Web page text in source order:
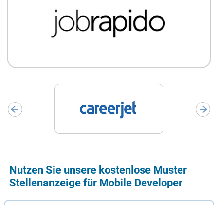
Nutzen Sie unsere kostenlose Muster
Stellenanzeige für Mobile Developer